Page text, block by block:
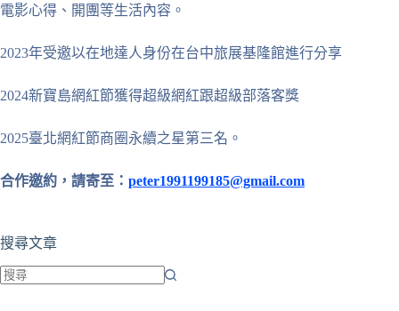
電影心得、開團等生活內容。
2023年受邀以在地達人身份在台中旅展基隆館進行分享
2024新寶島網紅節獲得超級網紅跟超級部落客獎
2025臺北網紅節商圈永續之星第三名。
合作邀約，請寄至： peter1991199185@gmail.com
搜尋文章